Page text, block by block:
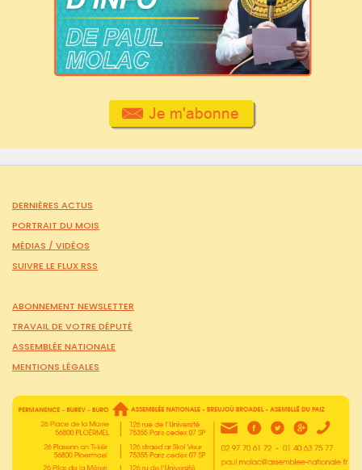
DERNIÈRES ACTUS
PORTRAIT DU MOIS
MÉDIAS / VIDÉOS
SUIVRE LE FLUX RSS
ABONNEMENT NEWSLETTER
TRAVAIL DE VOTRE DÉPUTÉ
ASSEMBLÉE NATIONALE
MENTIONS LÉGALES